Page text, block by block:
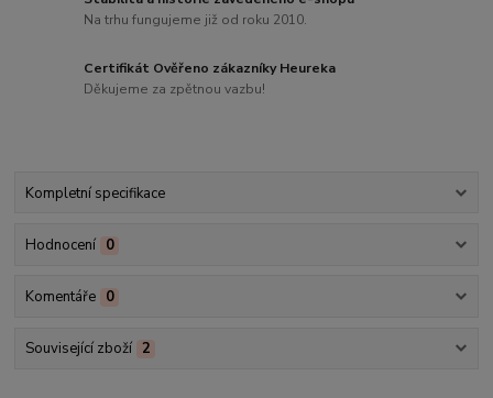
Na trhu fungujeme již od roku 2010.
Certifikát Ověřeno zákazníky Heureka
Děkujeme za zpětnou vazbu!
Kompletní specifikace
Hodnocení 0
Komentáře 0
Související zboží 2